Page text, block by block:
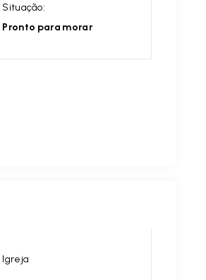
Situação:
Pronto para morar
Igreja